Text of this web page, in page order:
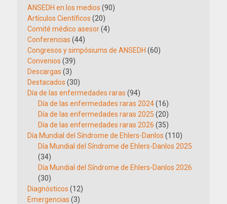
ANSEDH en los medios (90)
Artículos Científicos (20)
Comité médico asesor(4)
Conferencias (44)
Congresos y simpósiums de ANSEDH (60)
Convenios (39)
Descargas (3)
Destacados (30)
Día de las enfermedades raras (94)
Día de las enfermedades raras 2024(16)
Día de las enfermedades raras 2025 (20)
Día de las enfermedades raras 2026 (35)
Día Mundial del Síndrome de Ehlers-Danlos (110)
Día Mundial del Síndrome de Ehlers-Danlos 2025
(34)
Día Mundial del Síndrome de Ehlers-Danlos 2026
(30)
Diagnósticos (12)
Emergencias (3)